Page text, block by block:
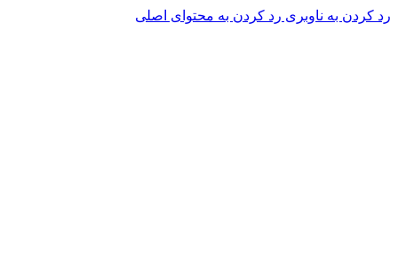
رد کردن به ناوبری رد کردن به محتوای اصلی